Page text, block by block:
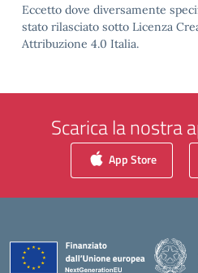
Eccetto dove diversamente
stato rilasciato sotto Licenza
Attribuzione 4.0 Italia.
Scarica la nostra
App Store